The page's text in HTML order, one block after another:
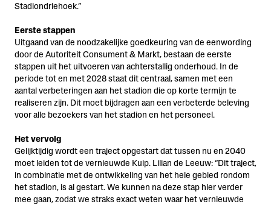
Stadiondriehoek.”
Eerste stappen
Uitgaand van de noodzakelijke goedkeuring van de eenwording
door de Autoriteit Consument & Markt, bestaan de eerste
stappen uit het uitvoeren van achterstallig onderhoud. In de
periode tot en met 2028 staat dit centraal, samen met een
aantal verbeteringen aan het stadion die op korte termijn te
realiseren zijn. Dit moet bijdragen aan een verbeterde beleving
voor alle bezoekers van het stadion en het personeel.
Het vervolg
Gelijktijdig wordt een traject opgestart dat tussen nu en 2040
moet leiden tot de vernieuwde Kuip. Lilian de Leeuw: “Dit traject,
in combinatie met de ontwikkeling van het hele gebied rondom
het stadion, is al gestart. We kunnen na deze stap hier verder
mee gaan, zodat we straks exact weten waar het vernieuwde